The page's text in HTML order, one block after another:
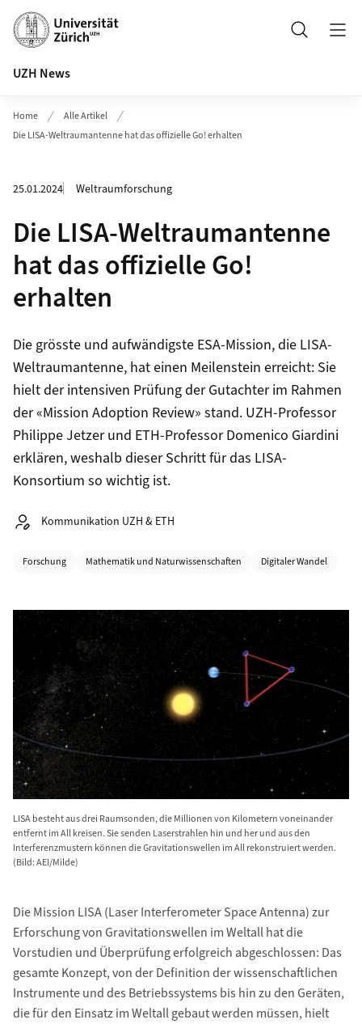
Header
Suche
UZH News
Home
Alle Artikel
Die LISA-Weltraumantenne hat das offizielle Go! erhalten
25.01.2024 Weltraumforschung
Die LISA-Weltraumantenne
hat das offizielle Go!
erhalten
Die grösste und aufwändigste ESA-Mission, die LISA-
Weltraumantenne, hat einen Meilenstein erreicht: Sie
hielt der intensiven Prüfung der Gutachter im Rahmen
der «Mission Adoption Review» stand. UZH-Professor
Philippe Jetzer und ETH-Professor Domenico Giardini
erklären, weshalb dieser Schritt für das LISA-
Konsortium so wichtig ist.
Autor:
Kommunikation UZH & ETH
Kategorien
Forschung Mathematik und Naturwissenschaften Digitaler Wandel
LISA besteht aus drei Raumsonden, die Millionen von Kilometern voneinander
entfernt im All kreisen. Sie senden Laserstrahlen hin und her und aus den
Interferenzmustern können die Gravitationswellen im All rekonstruiert werden.
(Bild: AEI/Milde)
Die Mission LISA (Laser Interferometer Space Antenna) zur
Erforschung von Gravitationswellen im Weltall hat die
Vorstudien und Überprüfung erfolgreich abgeschlossen: Das
gesamte Konzept, von der Definition der wissenschaftlichen
Instrumente und des Betriebssystems bis hin zu den Geräten,
die für den Einsatz im Weltall gebaut werden müssen, hielt